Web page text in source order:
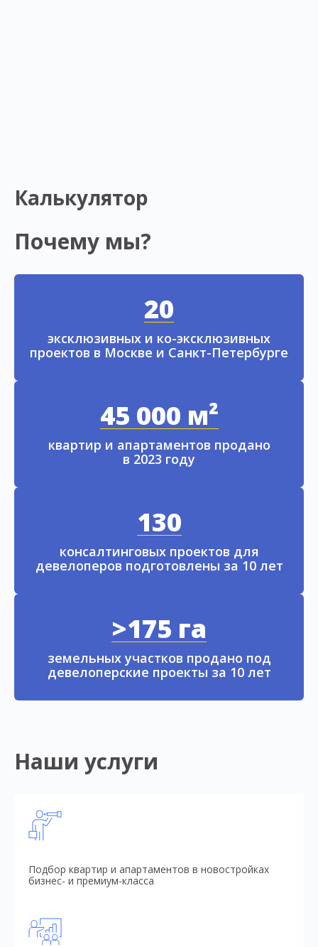
Калькулятор
Почему мы?
20
эксклюзивных и ко-эксклюзивных
проектов в Москве и Санкт-Петербурге
45 000 м²
квартир и апартаментов продано
в 2023 году
130
консалтинговых проектов для
девелоперов подготовлены за 10 лет
>175 га
земельных участков продано под
девелоперские проекты за 10 лет
Наши услуги
Подбор квартир и апартаментов в новостройках
бизнес- и премиум-класса